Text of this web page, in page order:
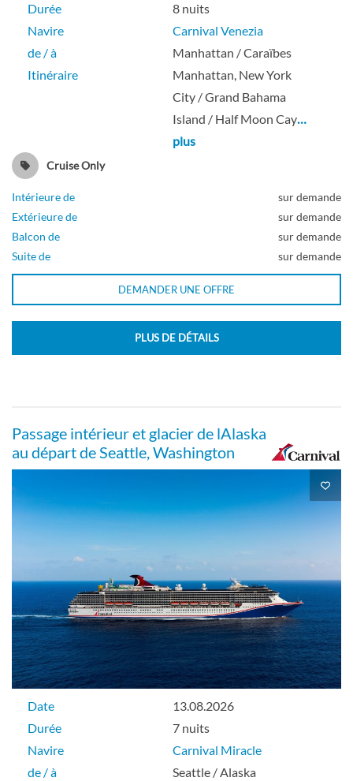
Durée
8 nuits
Navire
Carnival Venezia
de / à
Manhattan / Caraïbes
Itinéraire
Manhattan, New York
City / Grand Bahama
Island / Half Moon Cay…
plus
Cruise Only
Intérieure de
sur demande
Extérieure de
sur demande
Balcon de
sur demande
Suite de
sur demande
DEMANDER UNE OFFRE
PLUS DE DÉTAILS
Passage intérieur et glacier de lAlaska
au départ de Seattle, Washington
Date
13.08.2026
Durée
7 nuits
Navire
Carnival Miracle
de / à
Seattle / Alaska